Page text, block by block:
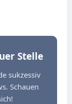
Stelle
sukzessiv
Schauen